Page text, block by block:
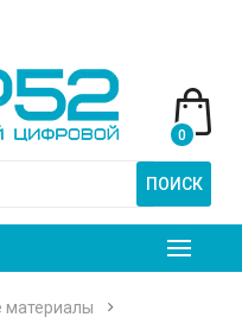
ПОИСК
0
материалы